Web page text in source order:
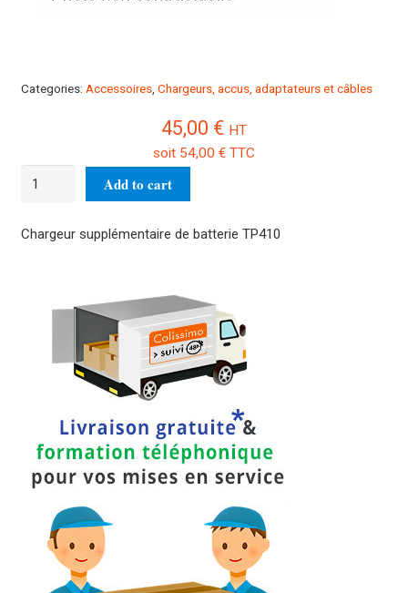
Categories: Accessoires, Chargeurs, accus, adaptateurs et câbles
45,00 € HT
soit 54,00 € TTC
Chargeur
supplémentaire
Add to cart
Chargeur supplémentaire de batterie TP410